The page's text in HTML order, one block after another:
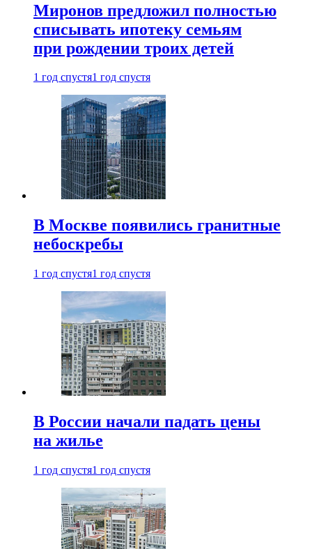
Миронов предложил полностью
списывать ипотеку семьям
при рождении троих детей
1 год спустя1 год спустя
В Москве появились гранитные
небоскребы
1 год спустя1 год спустя
В России начали падать цены
на жилье
1 год спустя1 год спустя